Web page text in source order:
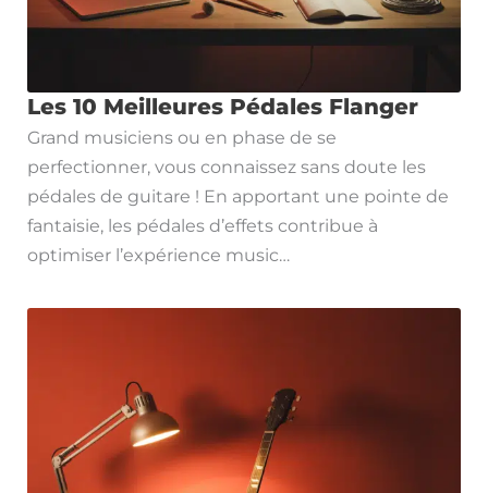
Les 10 Meilleures Pédales Flanger
Grand musiciens ou en phase de se
perfectionner, vous connaissez sans doute les
pédales de guitare ! En apportant une pointe de
fantaisie, les pédales d’effets contribue à
optimiser l’expérience music…